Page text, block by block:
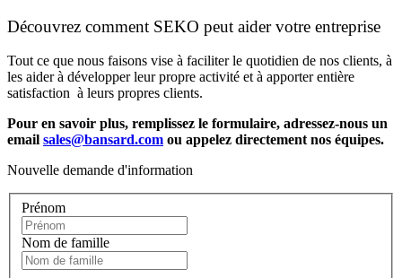
Découvrez comment SEKO peut aider votre entreprise
Tout ce que nous faisons vise à faciliter le quotidien de nos clients, à
les aider à développer leur propre activité et à apporter entière
satisfaction à leurs propres clients.
Pour en savoir plus, remplissez le formulaire, adressez-nous un
email sales@bansard.com ou appelez directement nos équipes.
Nouvelle demande d'information
Prénom
Nom de famille